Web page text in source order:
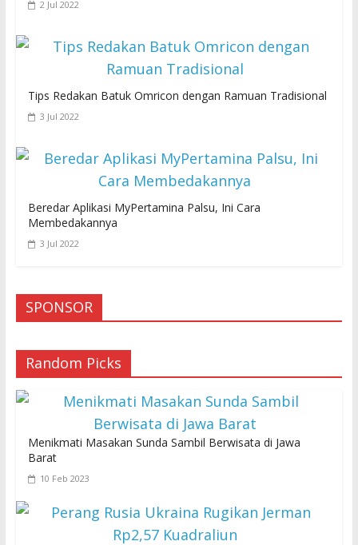
2 Jul 2022
Tips Redakan Batuk Omricon dengan Ramuan Tradisional
3 Jul 2022
Beredar Aplikasi MyPertamina Palsu, Ini Cara
Membedakannya
3 Jul 2022
SPONSOR
Random Picks
Menikmati Masakan Sunda Sambil Berwisata di Jawa
Barat
10 Feb 2023